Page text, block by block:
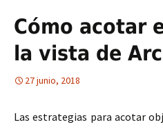
Cómo acotar
la vista de
27 junio, 2018
Las estrategias para acotar